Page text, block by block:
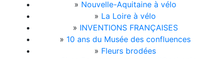
» Nouvelle-Aquitaine à vélo
» La Loire à vélo
» INVENTIONS FRANÇAISES
» 10 ans du Musée des confluences
» Fleurs brodées